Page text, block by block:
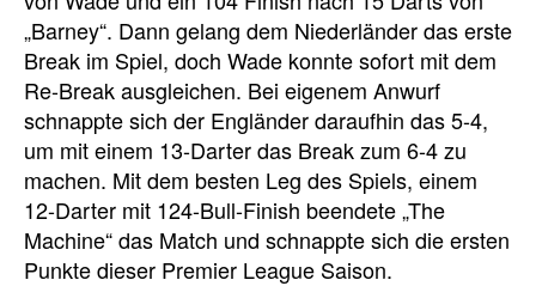
„Barney“. Dann gelang dem Niederländer das erste
Break im Spiel, doch Wade konnte sofort mit dem
Re-Break ausgleichen. Bei eigenem Anwurf
schnappte sich der Engländer daraufhin das 5-4,
um mit einem 13-Darter das Break zum 6-4 zu
machen. Mit dem besten Leg des Spiels, einem
12-Darter mit 124-Bull-Finish beendete „The
Machine“ das Match und schnappte sich die ersten
Punkte dieser Premier League Saison.